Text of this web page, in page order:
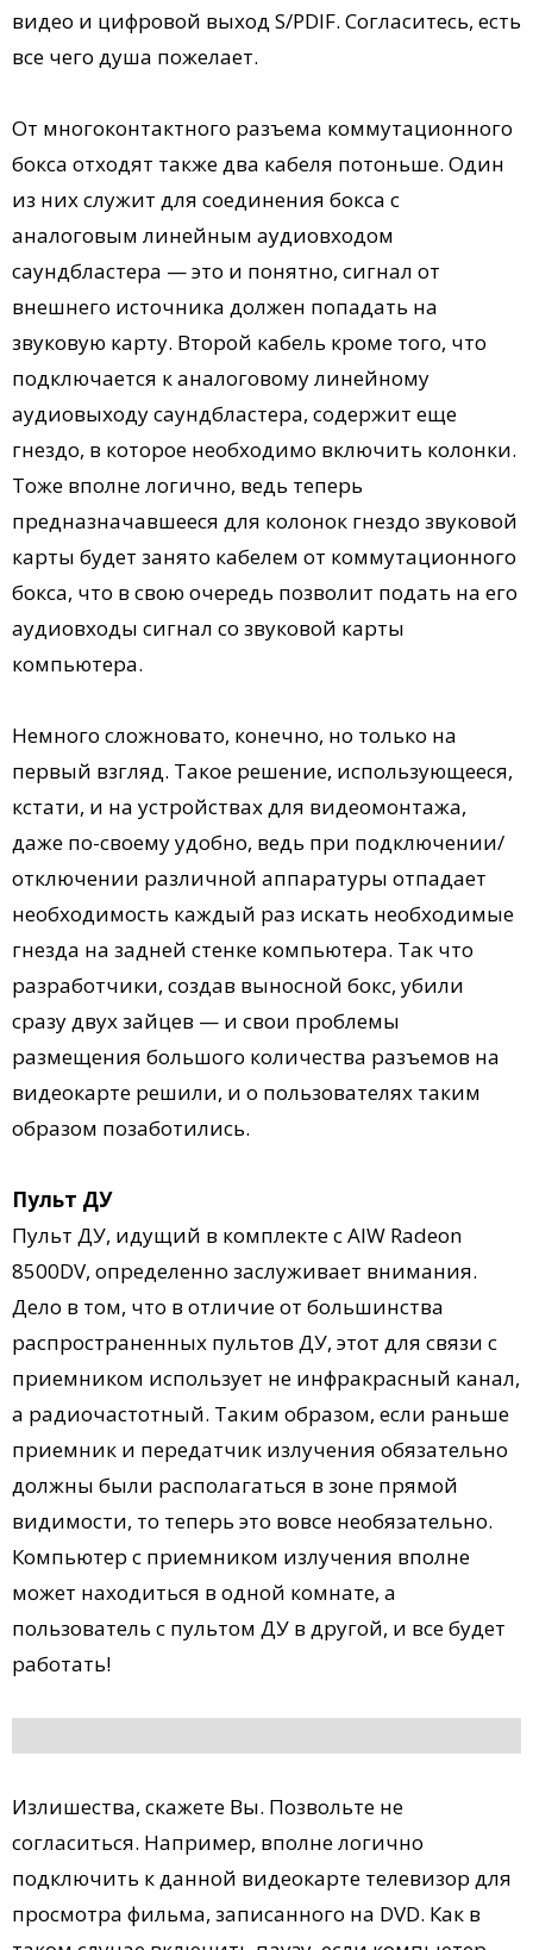
видео и цифровой выход S/PDIF. Согласитесь, есть
все чего душа пожелает.
От многоконтактного разъема коммутационного
бокса отходят также два кабеля потоньше. Один
из них служит для соединения бокса с
аналоговым линейным аудиовходом
саундбластера — это и понятно, сигнал от
внешнего источника должен попадать на
звуковую карту. Второй кабель кроме того, что
подключается к аналоговому линейному
аудиовыходу саундбластера, содержит еще
гнездо, в которое необходимо включить колонки.
Тоже вполне логично, ведь теперь
предназначавшееся для колонок гнездо звуковой
карты будет занято кабелем от коммутационного
бокса, что в свою очередь позволит подать на его
аудиовходы сигнал со звуковой карты
компьютера.
Немного сложновато, конечно, но только на
первый взгляд. Такое решение, использующееся,
кстати, и на устройствах для видеомонтажа,
даже по-своему удобно, ведь при подключении/
отключении различной аппаратуры отпадает
необходимость каждый раз искать необходимые
гнезда на задней стенке компьютера. Так что
разработчики, создав выносной бокс, убили
сразу двух зайцев — и свои проблемы
размещения большого количества разъемов на
видеокарте решили, и о пользователях таким
образом позаботились.
Пульт ДУ
Пульт ДУ, идущий в комплекте с AIW Radeon
8500DV, определенно заслуживает внимания.
Дело в том, что в отличие от большинства
распространенных пультов ДУ, этот для связи с
приемником использует не инфракрасный канал,
а радиочастотный. Таким образом, если раньше
приемник и передатчик излучения обязательно
должны были располагаться в зоне прямой
видимости, то теперь это вовсе необязательно.
Компьютер с приемником излучения вполне
может находиться в одной комнате, а
пользователь с пультом ДУ в другой, и все будет
работать!
Излишества, скажете Вы. Позвольте не
согласиться. Например, вполне логично
подключить к данной видеокарте телевизор для
просмотра фильма, записанного на DVD. Как в